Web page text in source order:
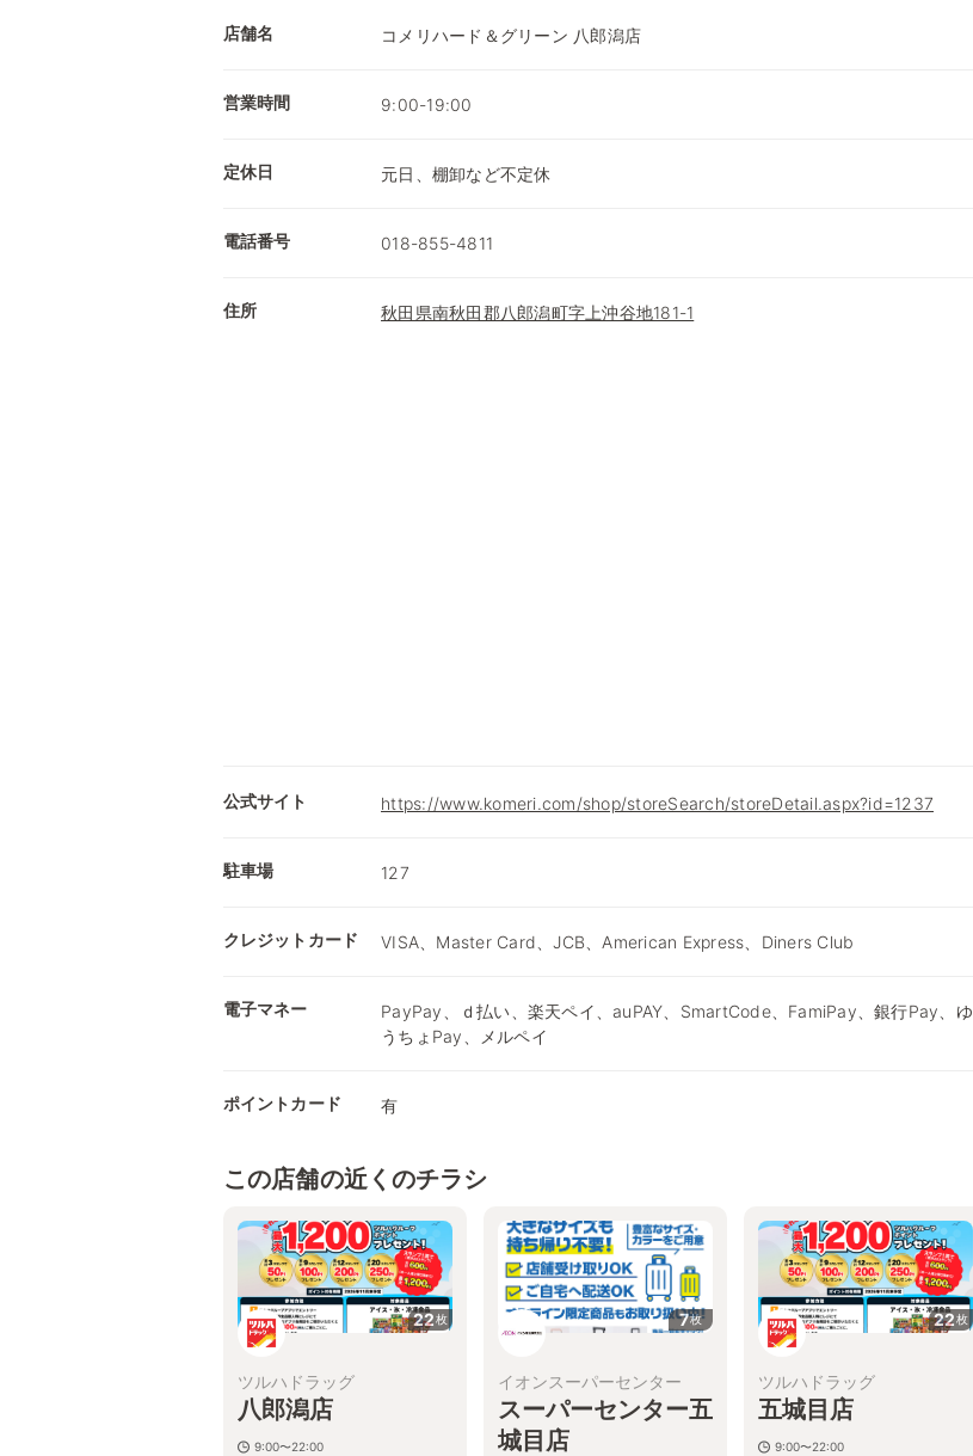
店舗名 コメリハード＆グリーン 八郎潟店
営業時間 9:00-19:00
定休日 元日、棚卸など不定休
電話番号 018-855-4811
住所 秋田県南秋田郡八郎潟町字上沖谷地181-1
公式サイト https://www.komeri.com/shop/storeSearch/storeDetail.aspx?id=1237
駐車場 127
クレジットカード VISA、Master Card、JCB、American Express、Diners Club
電子マネー
PayPay、ｄ払い、楽天ペイ、auPAY、SmartCode、FamiPay、銀行Pay、ゆ
うちょPay、メルペイ
ポイントカード 有
この店舗の近くのチラシ
22枚
ツルハドラッグ
八郎潟店
9:00〜22:00
7枚
イオンスーパーセンター
スーパーセンター五
城目店
22枚
ツルハドラッグ
五城目店
9:00〜22:00